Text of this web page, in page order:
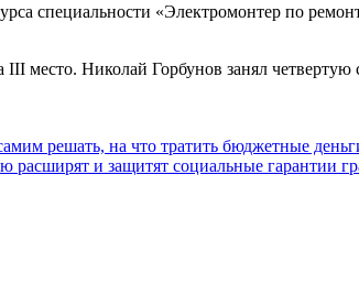
специальности «Электромонтер по
место. Николай Горбунов занял четвертую
решать, на что тратить бюджетные
и защитят социальные гарантии